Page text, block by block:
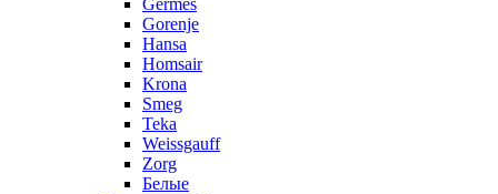
Germes
Gorenje
Hansa
Homsair
Krona
Smeg
Teka
Weissgauff
Zorg
Белые